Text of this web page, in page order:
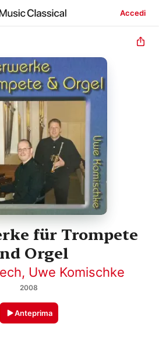
Accedi
für Trompete
Orgel
, Uwe Komischke
2008
Anteprima